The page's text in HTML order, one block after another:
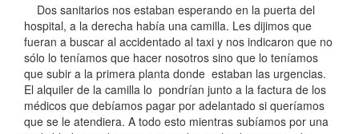
Dos sanitarios nos estaban esperando en la puerta del
hospital, a la derecha había una camilla. Les dijimos que
fueran a buscar al accidentado al taxi y nos indicaron que no
sólo lo teníamos que hacer nosotros sino que lo teníamos
que subir a la primera planta donde estaban las urgencias.
El alquiler de la camilla lo pondrían junto a la factura de los
médicos que debíamos pagar por adelantado si queríamos
que se le atendiera. A todo esto mientras subíamos por una